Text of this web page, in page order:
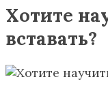
Хотите
вставать?